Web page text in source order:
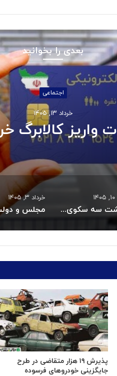
بعدی را بخوانید
اجتماعی
خرداد ۱۳, ۱۴۰۵
واریز کالابرگ
بازگشت سه سکوی پارس جنوبی به مدار تولید
خرداد ۳, ۱۴۰۵
پذیرش ۱۹ هزار متقاضی در طرح
جایگزینی خودروهای فرسوده